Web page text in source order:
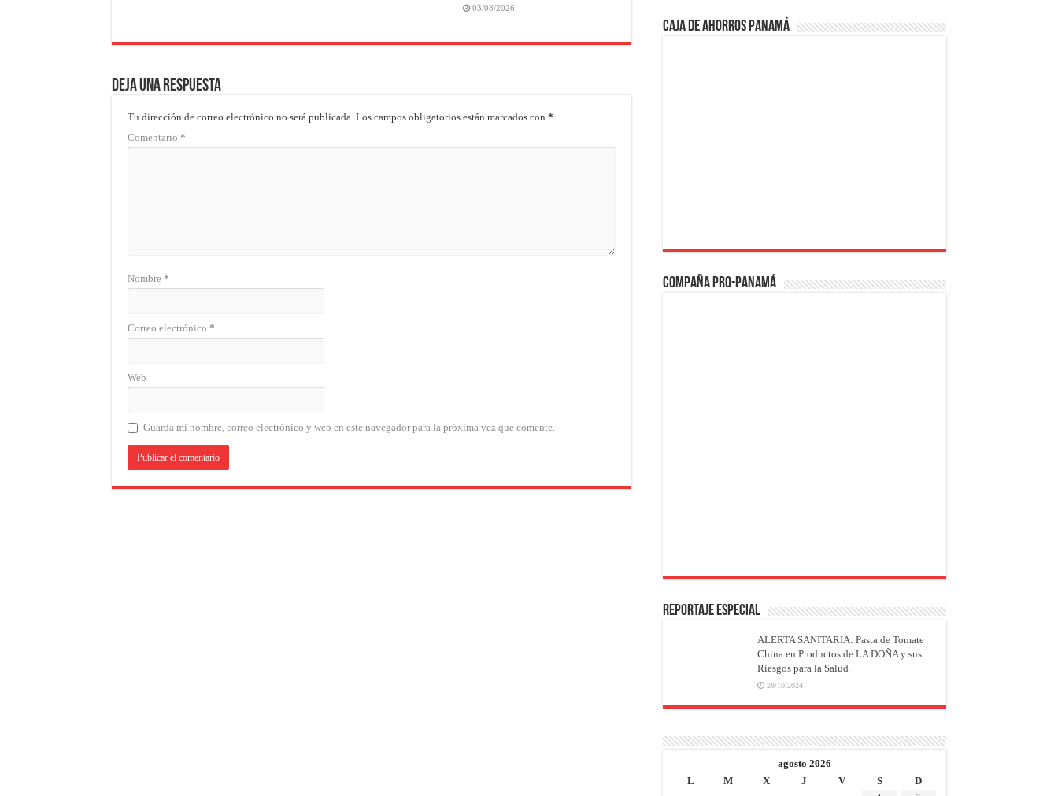
03/08/2026
Deja una respuesta
Tu dirección de correo electrónico no será publicada. Los campos obligatorios están marcados con *
Comentario *
Nombre *
Correo electrónico *
Web
Guarda mi nombre, correo electrónico y web en este navegador para la próxima vez que comente.
Caja de Ahorros Panamá
Compaña PRO-Panamá
REPORTAJE ESPECIAL
ALERTA SANITARIA: Pasta de Tomate
China en Productos de LA DOÑA y sus
Riesgos para la Salud
28/10/2024
agosto 2026
L
M X J V S
D